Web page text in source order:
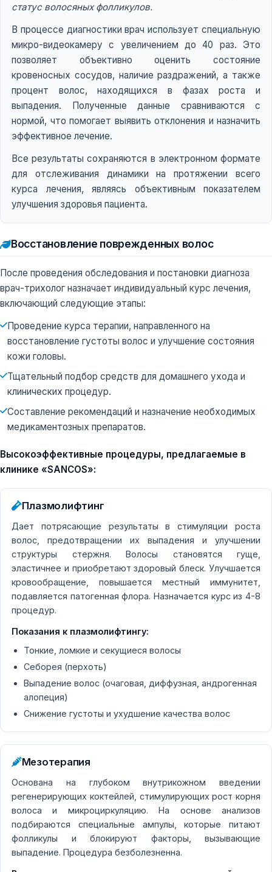
статус волосяных фолликулов.
В процессе диагностики врач использует специальную
микро-видеокамеру с увеличением до 40 раз. Это
позволяет объективно оценить состояние
кровеносных сосудов, наличие раздражений, а также
процент волос, находящихся в фазах роста и
выпадения. Полученные данные сравниваются с
нормой, что помогает выявить отклонения и назначить
эффективное лечение.
Все результаты сохраняются в электронном формате
для отслеживания динамики на протяжении всего
курса лечения, являясь объективным показателем
улучшения здоровья пациента.
Восстановление поврежденных волос
После проведения обследования и постановки диагноза
врач-трихолог назначает индивидуальный курс лечения,
включающий следующие этапы:
Проведение курса терапии, направленного на
восстановление густоты волос и улучшение состояния
кожи головы.
Тщательный подбор средств для домашнего ухода и
клинических процедур.
Составление рекомендаций и назначение необходимых
медикаментозных препаратов.
Высокоэффективные процедуры, предлагаемые в
клинике «SANCOS»:
Плазмолифтинг
Дает потрясающие результаты в стимуляции роста
волос, предотвращении их выпадения и улучшении
структуры стержня. Волосы становятся гуще,
эластичнее и приобретают здоровый блеск. Улучшается
кровообращение, повышается местный иммунитет,
подавляется патогенная флора. Назначается курс из 4-8
процедур.
Показания к плазмолифтингу:
Тонкие, ломкие и секущиеся волосы
Себорея (перхоть)
Выпадение волос (очаговая, диффузная, андрогенная
алопеция)
Снижение густоты и ухудшение качества волос
Мезотерапия
Основана на глубоком внутрикожном введении
регенерирующих коктейлей, стимулирующих рост корня
волоса и микроциркуляцию. На основе анализов
подбираются специальные ампулы, которые питают
фолликулы и блокируют факторы, вызывающие
выпадение. Процедура безболезненна.